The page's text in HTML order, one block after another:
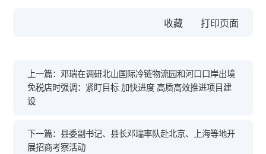
收藏
上一篇：邓瑞在调研北山国际冷链物流园和河口口岸出境
免税店时强调：紧盯目标 加快进度 高质高效推进项目建
设
下一篇：县委副书记、县长邓瑞率队赴北京、上海等地开
展招商考察活动